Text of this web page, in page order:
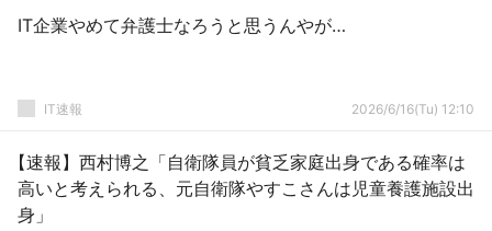
IT企業やめて弁護士なろうと思うんやが…
IT速報 2026/6/16(Tu) 12:10
【速報】西村博之「自衛隊員が貧乏家庭出身である確率は
高いと考えられる、元自衛隊やすこさんは児童養護施設出
身」